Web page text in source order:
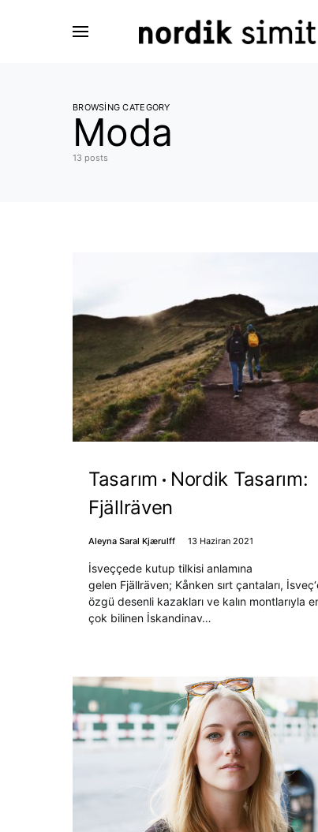
BROWSING CATEGORY
Moda
13 posts
Tasarım
Nordik Tasarım:
Fjällräven
Aleyna Saral Kjærulff 13 Haziran 2021
İsveççede kutup tilkisi anlamına
gelen Fjällräven; Kånken sırt çantaları,
özgü desenli kazakları ve kalın montlarıyla
çok bilinen İskandinav…